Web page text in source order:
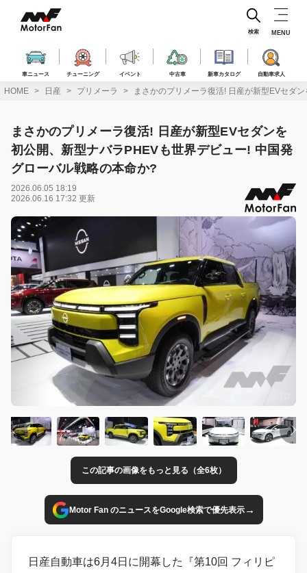
ス
車ニュース チューニング イベント 中古車 新車カタログ 自動車求人
検索 MENU
HOME 日産 プリメーラ まさかのプリメーラ復活! 日産が新型EVセダ
まさかのプリメーラ復活! 日産が新型EVセダンを
初公開、新型ナバラPHEVも世界デビュー! 中国発
グローバル戦略の本命か?
2026.06.05 18:19
2026.06.16 17:32 更新
この記事の画像をもっと見る（全6枚）
Motor Fan のニュースをGoogle検索で優先表示→
日産自動車は6月4日に開幕した『第10回 フィリピ